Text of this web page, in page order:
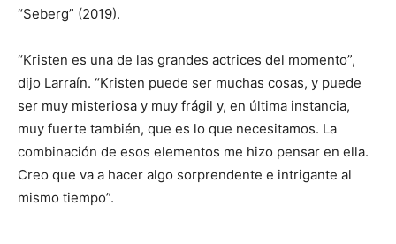
“Seberg” (2019).
“Kristen es una de las grandes actrices del momento”,
dijo Larraín. “Kristen puede ser muchas cosas, y puede
ser muy misteriosa y muy frágil y, en última instancia,
muy fuerte también, que es lo que necesitamos. La
combinación de esos elementos me hizo pensar en ella.
Creo que va a hacer algo sorprendente e intrigante al
mismo tiempo”.